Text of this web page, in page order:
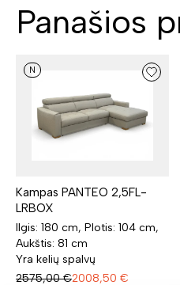
Panašios
N
Kampas PANTEO 2,5FL-
LRBOX
Ilgis: 180 cm, Plotis: 104 cm,
Aukštis: 81 cm
Yra kelių spalvų
2575,00 €2008,50 €